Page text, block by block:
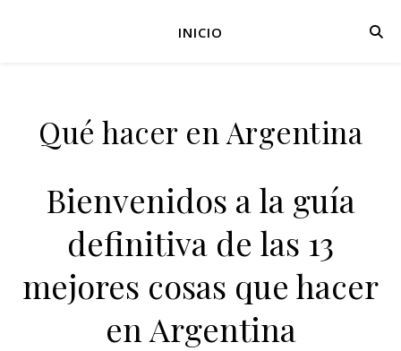
INICIO
Qué hacer en Argentina
Bienvenidos a la guía
definitiva de las 13
mejores cosas que hacer
en Argentina